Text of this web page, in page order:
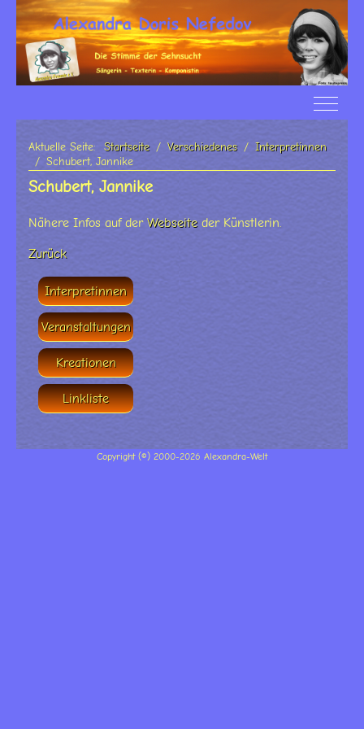
Off-
Interpretinnen
Veranstaltungen
Kreationen
Linkliste
Aktuelle Seite: Startseite Verschiedenes
Interpretinnen
Schubert, Jannike
Schubert, Jannike
Nähere Infos auf der Webseiteder Künstlerin.
Zurück
Copyright (©) 2000-2026 Alexandra-Welt